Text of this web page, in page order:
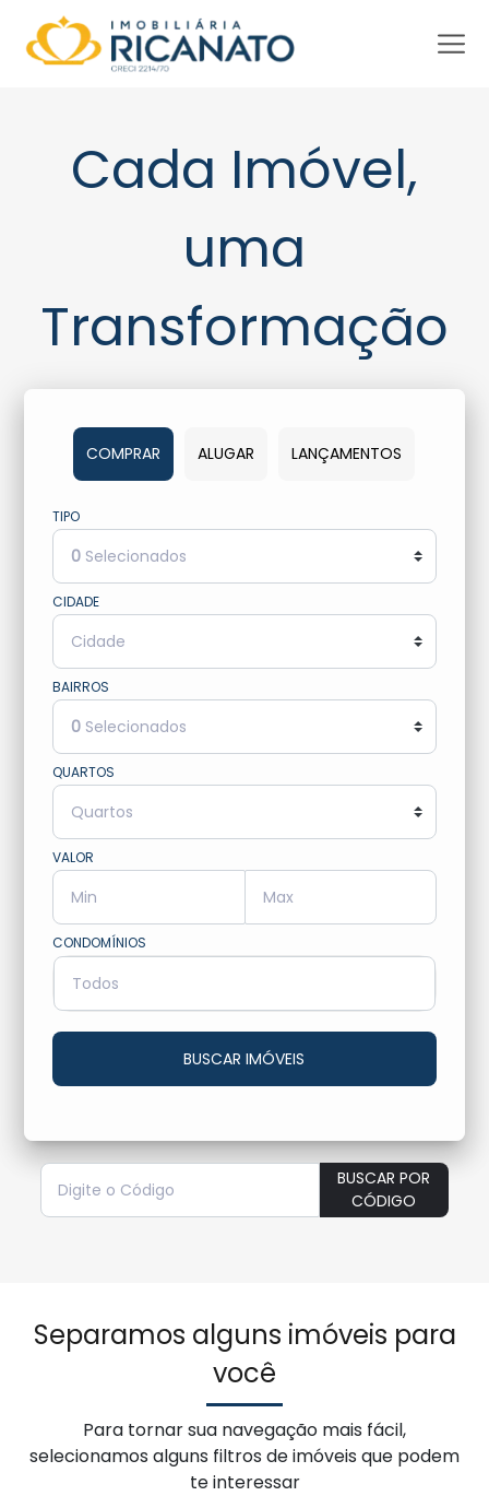
Cada Imóvel,
uma
Transformação
COMPRAR ALUGAR LANÇAMENTOS
TIPO
0Selecionados
CIDADE
BAIRROS
0Selecionados
QUARTOS
VALOR
CONDOMÍNIOS
Todos
BUSCAR IMÓVEIS
BUSCAR POR
CÓDIGO
Separamos alguns imóveis para
você
Para tornar sua navegação mais fácil,
selecionamos alguns filtros de imóveis que podem
te interessar